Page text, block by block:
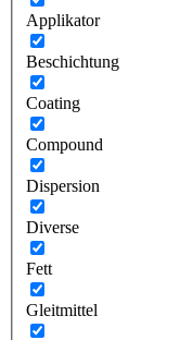
Applikator
Beschichtung
Coating
Compound
Dispersion
Diverse
Fett
Gleitmittel